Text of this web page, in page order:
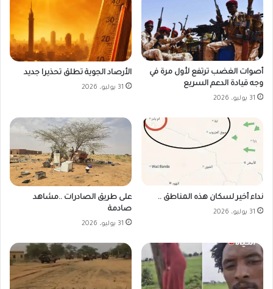
أصوات الغضب ترتفع لأول مرة في
وجه قيادة الدعم السريع
31 يوليو، 2026
الأرصاد الجوية تطلق تحذيرا جديد
31 يوليو، 2026
نداء أخير لسكان هذه المناطق ..
31 يوليو، 2026
على طريق الصادرات ..مشاهد
صادمة
31 يوليو، 2026